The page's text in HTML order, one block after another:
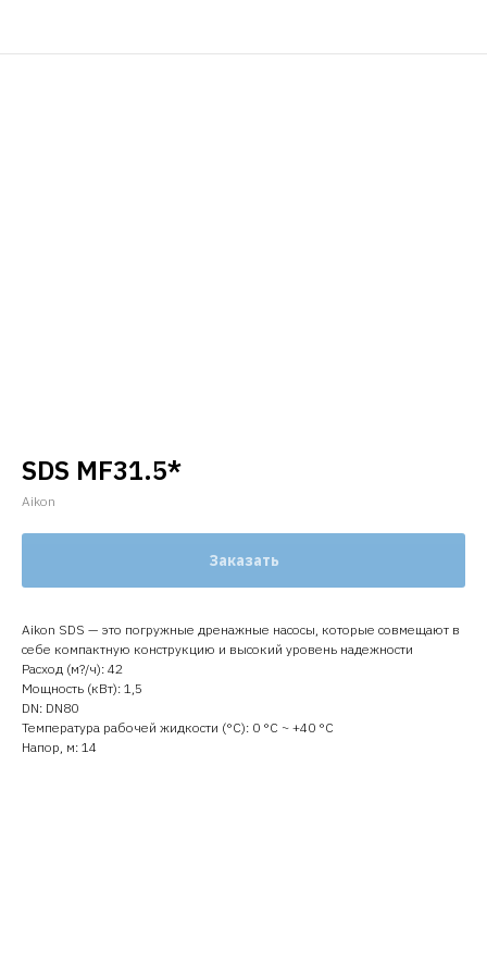
SDS MF31.5*
Aikon
Заказать
Aikon SDS — это погружные дренажные насосы, которые совмещают в
себе компактную конструкцию и высокий уровень надежности
Расход (м?/ч): 42
Мощность (кВт): 1,5
DN: DN80
Температура рабочей жидкости (°C): 0 °С ~ +40 °С
Напор, м: 14